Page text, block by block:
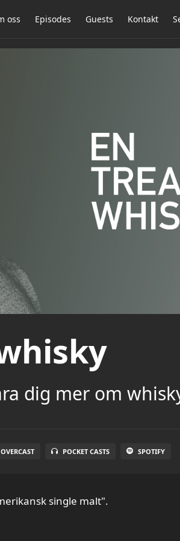
oss Episodes Guests Kontakt
dig mer om
OVERCAST POCKET CASTS SPOTIFY
single malt".